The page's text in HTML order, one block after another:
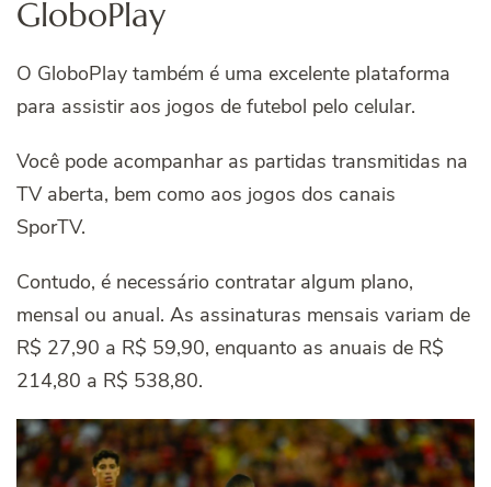
GloboPlay
O GloboPlay também é uma excelente plataforma
para assistir aos jogos de futebol pelo celular.
Você pode acompanhar as partidas transmitidas na
TV aberta, bem como aos jogos dos canais
SporTV.
Contudo, é necessário contratar algum plano,
mensal ou anual. As assinaturas mensais variam de
R$ 27,90 a R$ 59,90, enquanto as anuais de R$
214,80 a R$ 538,80.